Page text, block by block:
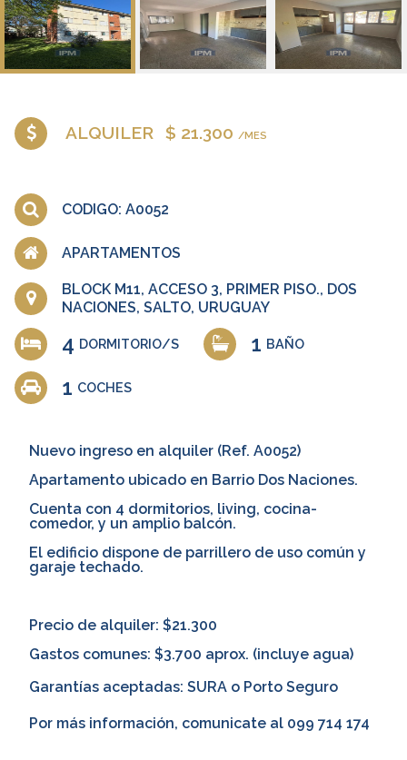
ALQUILER $ 21.300 /MES
CODIGO: A0052
APARTAMENTOS
BLOCK M11, ACCESO 3, PRIMER PISO., DOS
NACIONES, SALTO, URUGUAY
4 DORMITORIO/S 1 BAÑO
1 COCHES
Nuevo ingreso en alquiler (Ref. A0052)
Apartamento ubicado en Barrio Dos Naciones.
Cuenta con 4 dormitorios, living, cocina-
comedor, y un amplio balcón.
El edificio dispone de parrillero de uso común y
garaje techado.
Precio de alquiler: $21.300
Gastos comunes: $3.700 aprox. (incluye agua)
Garantías aceptadas: SURA o Porto Seguro
Por más información, comunicate al 099 714 174